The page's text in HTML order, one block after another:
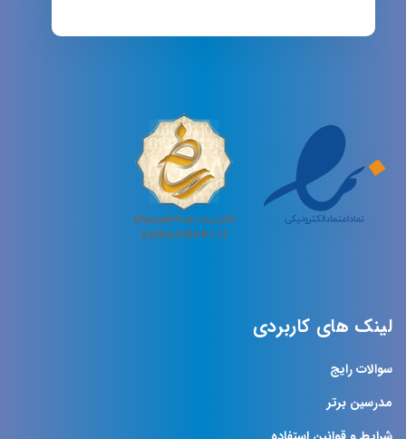
لینک های کاربردی
سوالات رایج
مدرسین برتر